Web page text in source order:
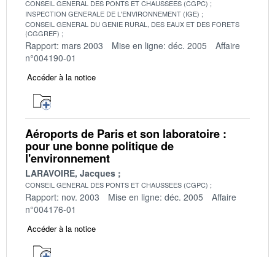
CONSEIL GENERAL DES PONTS ET CHAUSSEES (CGPC)
INSPECTION GENERALE DE L'ENVIRONNEMENT (IGE)
CONSEIL GENERAL DU GENIE RURAL, DES EAUX ET DES FORETS
(CGGREF)
Rapport: mars 2003 Mise en ligne: déc. 2005
Affaire
n°004190-01
Accéder à la notice
Aéroports de Paris et son laboratoire :
pour une bonne politique de
l'environnement
LARAVOIRE, Jacques
CONSEIL GENERAL DES PONTS ET CHAUSSEES (CGPC)
Rapport: nov. 2003 Mise en ligne: déc. 2005
Affaire
n°004176-01
Accéder à la notice